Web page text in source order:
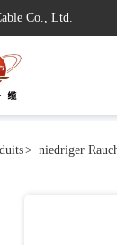
Co., Ltd.
> niedriger